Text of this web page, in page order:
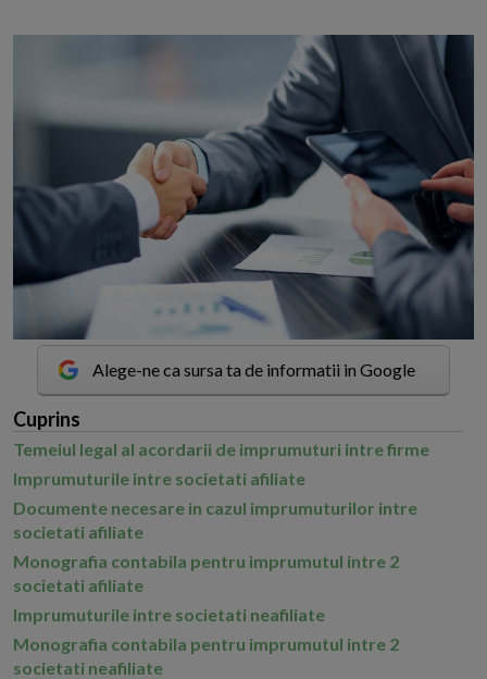
Alege-ne ca sursa ta de informatii in Google
Cuprins
Temeiul legal al acordarii de imprumuturi intre firme
Imprumuturile intre societati afiliate
Documente necesare in cazul imprumuturilor intre
societati afiliate
Monografia contabila pentru imprumutul intre 2
societati afiliate
Imprumuturile intre societati neafiliate
Monografia contabila pentru imprumutul intre 2
societati neafiliate